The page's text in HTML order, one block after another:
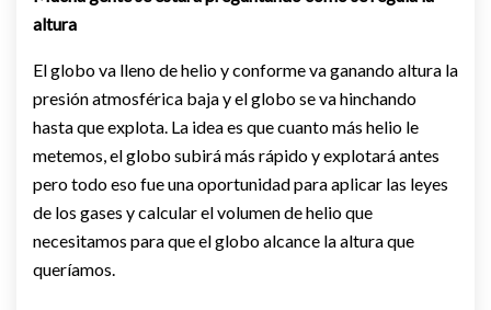
altura
El globo va lleno de helio y conforme va ganando altura la
presión atmosférica baja y el globo se va hinchando
hasta que explota. La idea es que cuanto más helio le
metemos, el globo subirá más rápido y explotará antes
pero todo eso fue una oportunidad para aplicar las leyes
de los gases y calcular el volumen de helio que
necesitamos para que el globo alcance la altura que
queríamos.